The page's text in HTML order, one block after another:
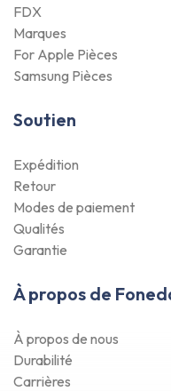
FDX
Marques
For Apple Pièces
Samsung Pièces
Soutien
Expédition
Retour
Modes de paiement
Qualités
Garantie
À propos de
À propos de nous
Durabilité
Carrières